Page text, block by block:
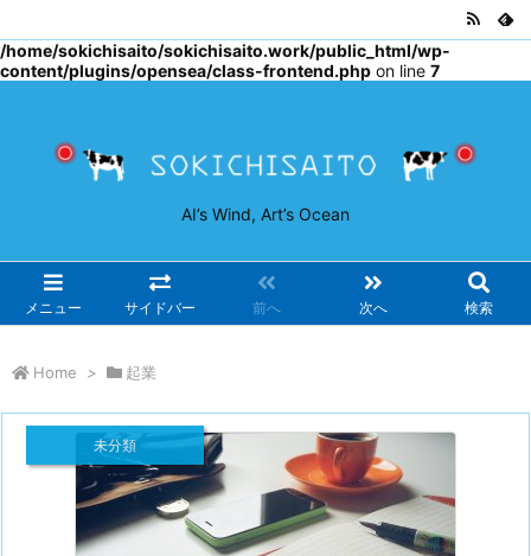
/home/sokichisaito/sokichisaito.work/public_html/wp-
content/plugins/opensea/class-frontend.php on line 7
AI’s Wind, Art’s Ocean
メニュー サイドバー 前へ 次へ 検索
Home > 起業
未分類